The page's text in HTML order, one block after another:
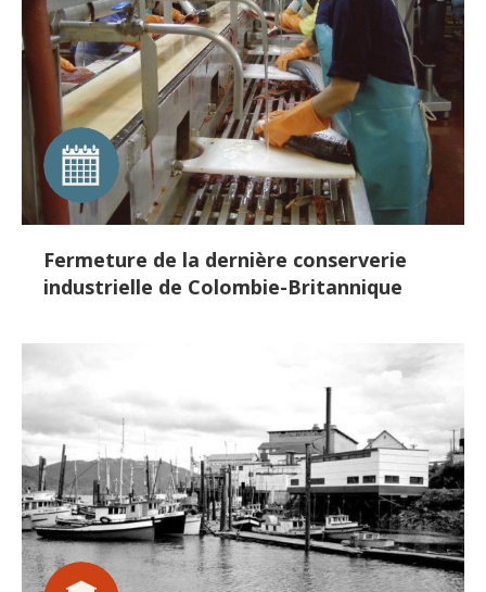
Fermeture de la dernière conserverie
industrielle de Colombie-Britannique